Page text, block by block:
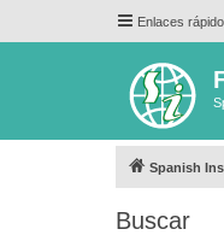
Enlaces
Spanish
Buscar